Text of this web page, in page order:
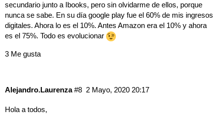
secundario junto a Ibooks, pero sin olvidarme de ellos, porque
nunca se sabe. En su día google play fue el 60% de mis ingresos
digitales. Ahora lo es el 10%. Antes Amazon era el 10% y ahora
es el 75%. Todo es evolucionar
3 Me gusta
Alejandro.Laurenza 2 Mayo, 2020 20:17
#8
Hola a todos,